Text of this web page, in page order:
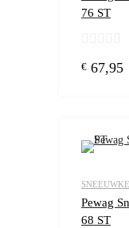
76 ST
€ 67,95
Pewag
68 ST